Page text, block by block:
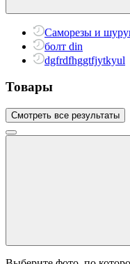
Саморезы и
болт din
dgfrdfhggtfjytkyul
Товары
Смотреть все результаты